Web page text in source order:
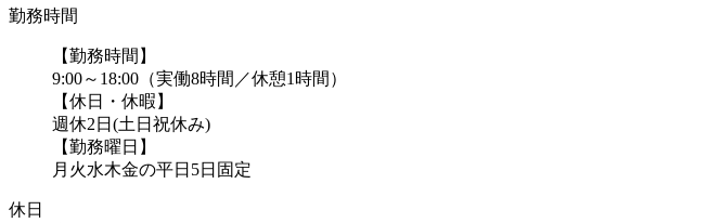
勤務時間
【勤務時間】
9:00～18:00（実働8時間／休憩1時間）
【休日・休暇】
週休2日(土日祝休み)
【勤務曜日】
月火水木金の平日5日固定
休日